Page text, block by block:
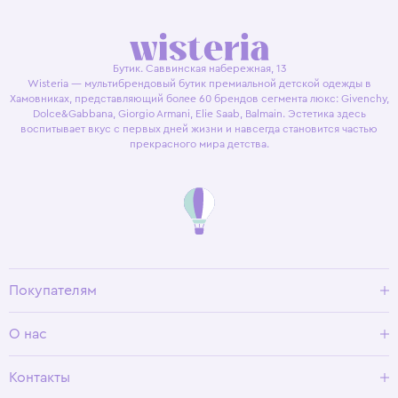
Бутик. Саввинская набережная, 13
Wisteria — мультибрендовый бутик премиальной детской одежды в
Хамовниках, представляющий более 60 брендов сегмента люкс: Givenchy,
Dolce&Gabbana, Giorgio Armani, Elie Saab, Balmain. Эстетика здесь
воспитывает вкус с первых дней жизни и навсегда становится частью
прекрасного мира детства.
Покупателям
Условия возврата
О нас
Программа лояльности
Контакты